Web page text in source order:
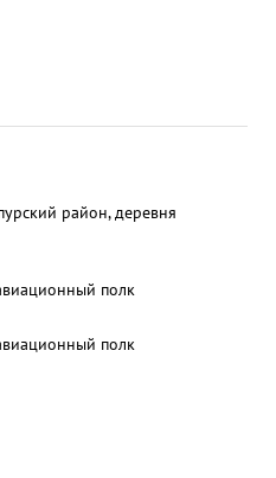
район, деревня
полк
полк